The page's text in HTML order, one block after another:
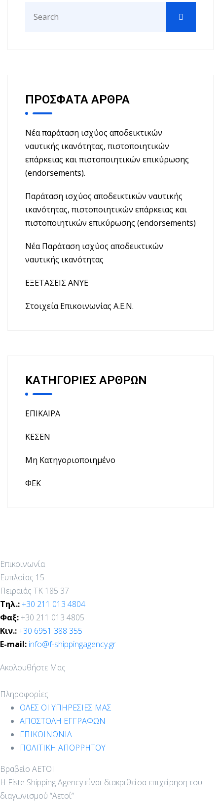
for:
ΠΡΟΣΦΑΤΑ ΑΡΘΡΑ
Νέα παράταση ισχύος αποδεικτικών
ναυτικής ικανότητας, πιστοποιητικών
επάρκειας και πιστοποιητικών επικύρωσης
(endorsements).
Παράταση ισχύος αποδεικτικών ναυτικής
ικανότητας, πιστοποιητικών επάρκειας και
πιστοποιητικών επικύρωσης (endorsements)
Νέα Παράταση ισχύος αποδεικτικών
ναυτικής ικανότητας
ΕΞΕΤΑΣΕΙΣ ΑΝΥΕ
Στοιχεία Επικοινωνίας Α.Ε.Ν.
ΚΑΤΗΓΟΡΙΕΣ ΑΡΘΡΩΝ
ΕΠΙΚΑΙΡΑ
ΚΕΣΕΝ
Μη Κατηγοριοποιημένο
ΦΕΚ
Επικοινωνία
Ευπλοίας 15
Πειραιάς ΤΚ 185 37
Τηλ.:+30 211 013 4804
Φαξ:+30 211 013 4805
Κιν.:+30 6951 388 355
E-mail: info@f-shippingagency.gr
Ακολουθήστε Μας
Πληροφορίες
ΟΛΕΣ ΟΙ ΥΠΗΡΕΣΙΕΣ ΜΑΣ
ΑΠΟΣΤΟΛΗ ΕΓΓΡΑΦΩΝ
ΕΠΙΚΟΙΝΩΝΙΑ
ΠΟΛΙΤΙΚΗ ΑΠΟΡΡΗΤΟΥ
Βραβείο ΑΕΤΟΙ
Η Fiste Shipping Agency είναι διακριθείσα επιχείρηση του
διαγωνισμού “Αετοί”